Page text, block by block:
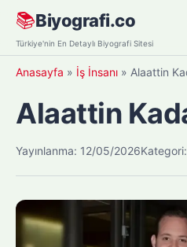
Skip
content
📚Biyografi.co
Türkiye'nin En Detaylı Biyografi Sitesi
Anasayfa » İş İnsanı » Alaattin
Alaattin
Yayınlanma: 12/05/2026Kategori: